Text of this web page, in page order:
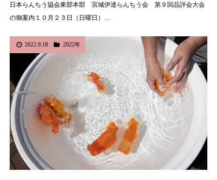
日本らんちう協会東部本部 宮城伊達らんちう会 第９回品評会大会
の御案内１０月２３日（日曜日）…
2022.9.18 2022年